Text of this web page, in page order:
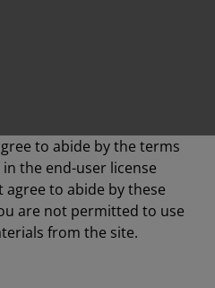
to abide by the terms
the end-user license
to abide by these
are not permitted to use
from the site.